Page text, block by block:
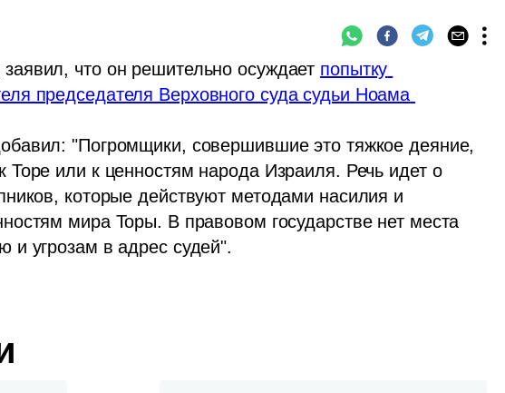
что он решительно осуждает попытку
председателя Верховного суда судьи Ноама
"Погромщики, совершившие это тяжкое деяние,
Торе или к ценностям народа Израиля. Речь идет о
которые действуют методами насилия и
мира Торы. В правовом государстве нет места
и угрозам в адрес судей".